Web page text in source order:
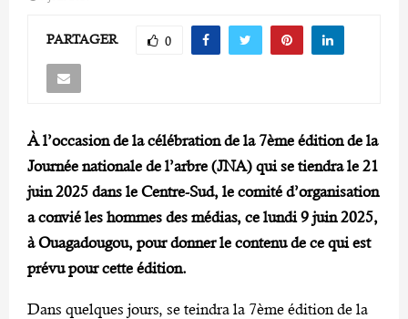
PARTAGER 0
À l’occasion de la célébration de la 7ème édition de la
Journée nationale de l’arbre (JNA) qui se tiendra le 21
juin 2025 dans le Centre-Sud, le comité d’organisation
a convié les hommes des médias, ce lundi 9 juin 2025,
à Ouagadougou, pour donner le contenu de ce qui est
prévu pour cette édition.
Dans quelques jours, se teindra la 7ème édition de la